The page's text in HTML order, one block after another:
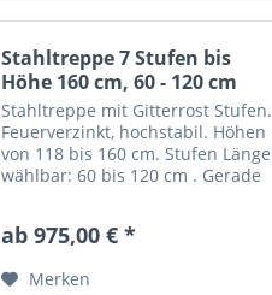
Stahltreppe 7 Stufen bis
Höhe 160 cm, 60 - 120 cm
Stahltreppe mit Gitterrost Stufen.
Feuerverzinkt, hochstabil. Höhen
von 118 bis 160 cm. Stufen Länge
wählbar: 60 bis 120 cm . Gerade
Trittsicher mit nutzbarer
ab 975,00 € *
Merken